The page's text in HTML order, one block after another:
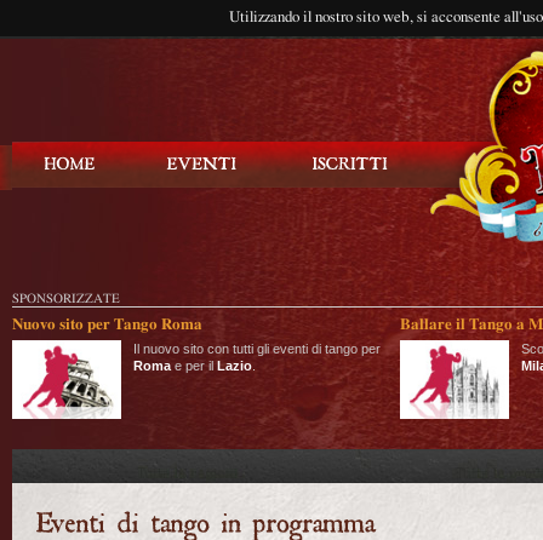
Utilizzando il nostro sito web, si acconsente
SPONSORIZZATE
Nuovo sito per Tango Roma
Il nuovo sito con tutti gli eventi di tango per
Roma e per il Lazio
Ballare il Tango a